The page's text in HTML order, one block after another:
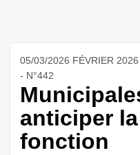
05/03/2026 FÉVRIER 2026
- N°442
anticiper
fonction